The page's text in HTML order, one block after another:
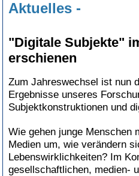
Aktuelles -
"Digitale Subjekte"
erschienen
Zum Jahreswechsel ist nun
Ergebnisse unseres
Subjektkonstruktionen und
Wie gehen junge Menschen
Medien um, wie verändern
Lebenswirklichkeiten? Im
gesellschaftlichen, medien-